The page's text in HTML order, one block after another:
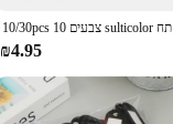
₪4.95